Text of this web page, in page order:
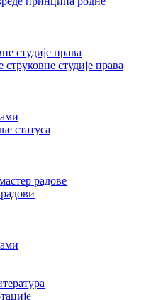
студије права
студије права
статуса
радове